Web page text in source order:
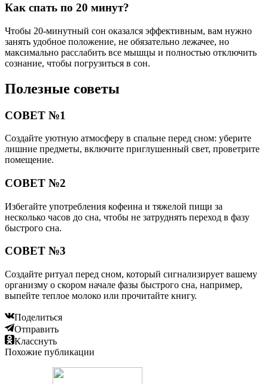
Как спать по 20 минут?
Чтобы 20-минутный сон оказался эффективным, вам нужно
занять удобное положение, не обязательно лежачее, но
максимально расслабить все мышцы и полностью отключить
сознание, чтобы погрузиться в сон.
Полезные советы
СОВЕТ №1
Создайте уютную атмосферу в спальне перед сном: уберите
лишние предметы, включите приглушенный свет, проветрите
помещение.
СОВЕТ №2
Избегайте употребления кофеина и тяжелой пищи за
несколько часов до сна, чтобы не затруднять переход в фазу
быстрого сна.
СОВЕТ №3
Создайте ритуал перед сном, который сигнализирует вашему
организму о скором начале фазы быстрого сна, например,
выпейте теплое молоко или прочитайте книгу.
Поделиться
Отправить
Класснуть
Похожие публикации